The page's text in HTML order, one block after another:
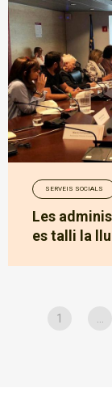
SERVEIS SOCIALS
Les
es talli la
1